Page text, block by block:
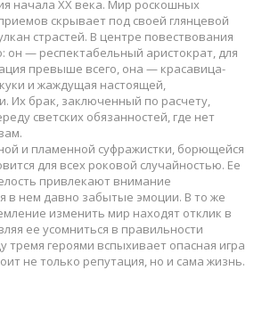
начала XX века. Мир роскошных
скрывает под своей глянцевой
страстей. В центре повествования
он — респектабельный аристократ, для
превыше всего, она — красавица-
и жаждущая настоящей,
Их брак, заключенный по расчету,
светских обязанностей, где нет
и пламенной суфражистки, борющейся
для всех роковой случайностью. Ее
привлекают внимание
в нем давно забытые эмоции. В то же
изменить мир находят отклик в
ее усомниться в правильности
тремя героями вспыхивает опасная игра
не только репутация, но и сама жизнь.